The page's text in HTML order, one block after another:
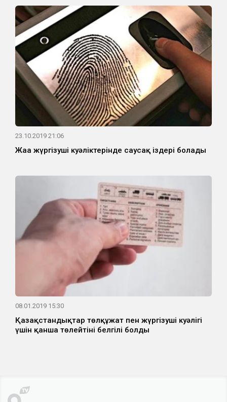
23.10.2019 21:06
Жаңа жүргізуші куәліктерінде саусақ іздері болады
08.01.2019 15:30
Қазақстандықтар төлқұжат пен жүргізуші куәлігі
үшін қанша төлейтіні белгілі болды